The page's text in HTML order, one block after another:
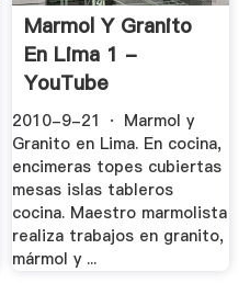
Marmol Y Granito
En Lima 1 -
YouTube
2010-9-21 · Marmol y
Granito en Lima. En cocina,
encimeras topes cubiertas
mesas islas tableros
cocina. Maestro marmolista
realiza trabajos en granito,
mármol y ...